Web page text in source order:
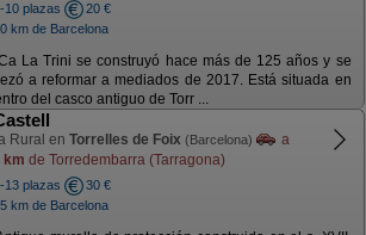
10 plazas
20 €
km de Barcelona
La Trini se construyó hace más de 125 años y se
a reformar a mediados de 2017. Está situada en
del casco antiguo de Torr ...
Rural en Torrelles de Foix (Barcelona)
a
km de Torredembarra (Tarragona)
13 plazas
30 €
km de Barcelona